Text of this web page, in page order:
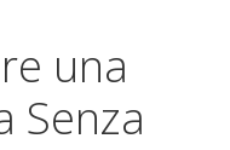
una
Senza